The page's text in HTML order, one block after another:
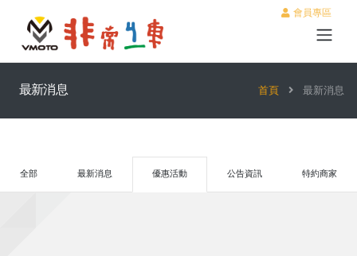
會員專區
最新消息 首頁 最新消息
全部 最新消息 優惠活動 公告資訊 特約商家